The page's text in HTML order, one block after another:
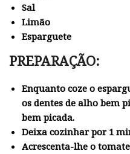
Sal
Limão
Esparguete
PREPARAÇÃO:
Enquanto coze o
os dentes de alho bem
bem picada.
Deixa cozinhar por 1
Acrescenta-lhe o